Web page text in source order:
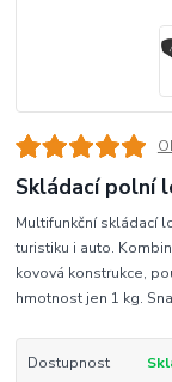
Skládací polní
Multifunkční skládací
turistiku i auto.
kovová konstrukce,
hmotnost jen 1 kg.
Dostupnost